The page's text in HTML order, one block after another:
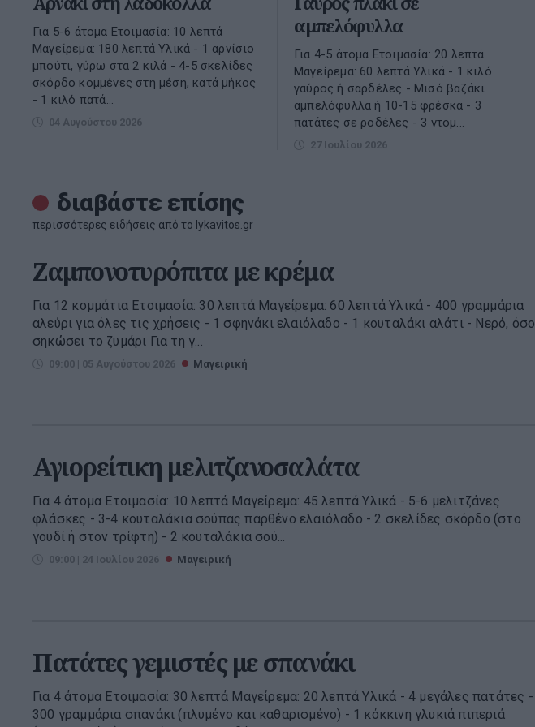
Για 5-6 άτομα Ετοιμασία: 10 λεπτά
Μαγείρεμα: 180 λεπτά Υλικά - 1 αρνίσιο
μπούτι, γύρω στα 2 κιλά - 4-5 σκελίδες
σκόρδο κομμένες στη μέση, κατά μήκος
- 1 κιλό πατά...
04 Αυγούστου 2026
αμπελόφυλλα
Για 4-5 άτομα Ετοιμασία: 20 λεπτά
Μαγείρεμα: 60 λεπτά Υλικά - 1 κιλό
γαύρος ή σαρδέλες - Μισό βαζάκι
αμπελόφυλλα ή 10-15 φρέσκα - 3
πατάτες σε ροδέλες - 3 ντομ...
27 Ιουλίου 2026
διαβάστε επίσης
περισσότερες ειδήσεις από το lykavitos.gr
Ζαμπονοτυρόπιτα με κρέμα
Για 12 κομμάτια Ετοιμασία: 30 λεπτά Μαγείρεμα: 60 λεπτά Υλικά - 400 γραμμάρια
αλεύρι για όλες τις χρήσεις - 1 σφηνάκι ελαιόλαδο - 1 κουταλάκι αλάτι - Νερό, όσο
σηκώσει το ζυμάρι Για τη γ...
09:00 | 05 Αυγούστου 2026 Μαγειρική
Αγιορείτικη μελιτζανοσαλάτα
Για 4 άτομα Ετοιμασία: 10 λεπτά Μαγείρεμα: 45 λεπτά Υλικά - 5-6 μελιτζάνες
φλάσκες - 3-4 κουταλάκια σούπας παρθένο ελαιόλαδο - 2 σκελίδες σκόρδο (στο
γουδί ή στον τρίφτη) - 2 κουταλάκια σού...
09:00 | 24 Ιουλίου 2026 Μαγειρική
Πατάτες γεμιστές με σπανάκι
Για 4 άτομα Ετοιμασία: 30 λεπτά Μαγείρεμα: 20 λεπτά Υλικά - 4 μεγάλες πατάτες -
300 γραμμάρια σπανάκι (πλυμένο και καθαρισμένο) - 1 κόκκινη γλυκιά πιπεριά